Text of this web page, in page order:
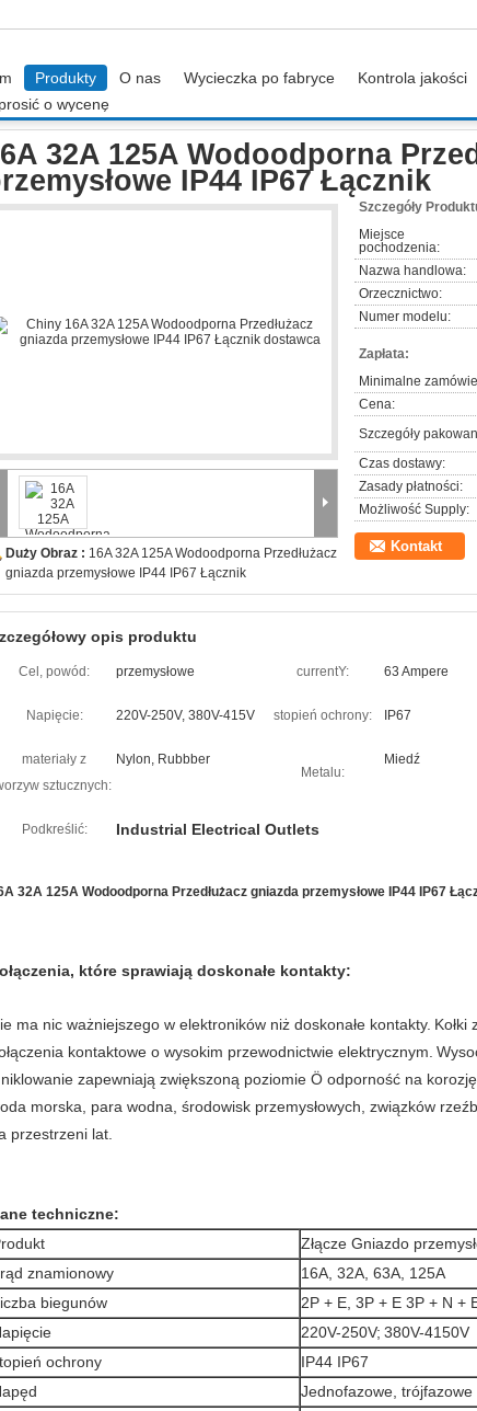
Produkty O nas Wycieczka po fabryce Kontrola jakości
o wycenę
32A 125A Wodoodporna Przedłużacz gniazda przemysłowe IP44 IP67 Łącznik
32A 125A Wodoodporna
IP44 IP67 Łącznik
Duży Obraz : 16A 32A 125A Wodoodporna Przedłużacz
gniazda przemysłowe IP44 IP67 Łącznik
Szczegóły
Miejsce
pochodzenia:
Nazwa handlowa:
Orzecznictwo:
Numer modelu:
Zapłata:
Minimalne
Cena:
Szczegóły
Czas dostawy:
Zasady płatności:
Możliwość Supply:
Kontakt
opis produktu
Cel, powód: przemysłowe currentY: 63 Ampere
Napięcie: 220V-250V, 380V-415V stopień ochrony: IP67
materiały z
sztucznych:
Nylon, Rubbber
Metalu:
Miedź
Podkreślić: Industrial Electrical Outlets
32A 125A Wodoodporna Przedłużacz gniazda przemysłowe IP44 IP67
które sprawiają doskonałe kontakty:
ma nic ważniejszego w elektroników niż doskonałe kontakty. Kołki
kontaktowe o wysokim przewodnictwie elektrycznym.
zapewniają zwiększoną poziomie Ö odporność na
morska, para wodna, środowisk przemysłowych, związków
przestrzeni lat.
techniczne:
Złącze Gniazdo
znamionowy
16A, 32A, 63A, 125A
biegunów
2P + E, 3P + E 3P + N +
220V-250V; 380V-4150V
ochrony
IP44 IP67
Jednofazowe, trójfazowe